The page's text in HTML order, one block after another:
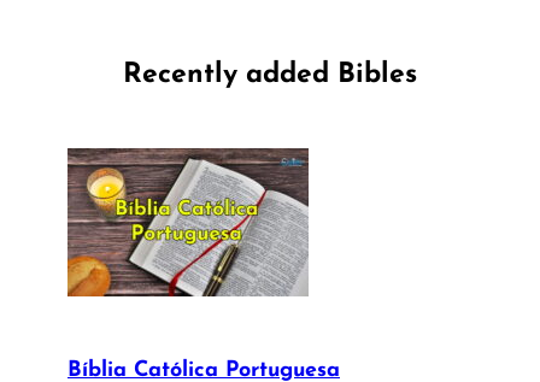
Recently added Bibles
Bíblia Católica Portuguesa